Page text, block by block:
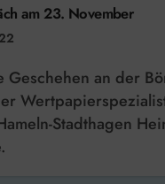
am 23. November
Stadthagen